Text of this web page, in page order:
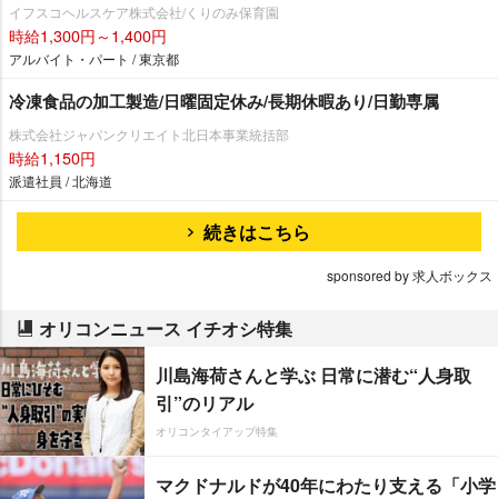
イフスコヘルスケア株式会社/くりのみ保育園
時給1,300円～1,400円
アルバイト・パート / 東京都
冷凍食品の加工製造/日曜固定休み/長期休暇あり/日勤専属
株式会社ジャパンクリエイト北日本事業統括部
時給1,150円
派遣社員 / 北海道
続きはこちら
sponsored by 求人ボックス
オリコンニュース イチオシ特集
川島海荷さんと学ぶ 日常に潜む“人身取
引”のリアル
オリコンタイアップ特集
マクドナルドが40年にわたり支える「小学